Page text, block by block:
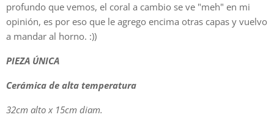
profundo que vemos, el coral a cambio se ve "meh" en mi
opinión, es por eso que le agrego encima otras capas y vuelvo
a mandar al horno. :))
PIEZA ÚNICA
Cerámica de alta temperatura
32cm alto x 15cm diam.